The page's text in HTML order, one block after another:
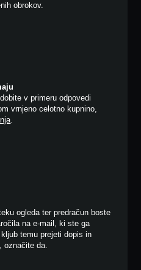
obrokov.
v primeru odpovedi
vrnjeno celotno kupnino,
.
ogleda ter predračun boste
na e-mail, ki ste ga
temu prejeti dopis in
označite da.